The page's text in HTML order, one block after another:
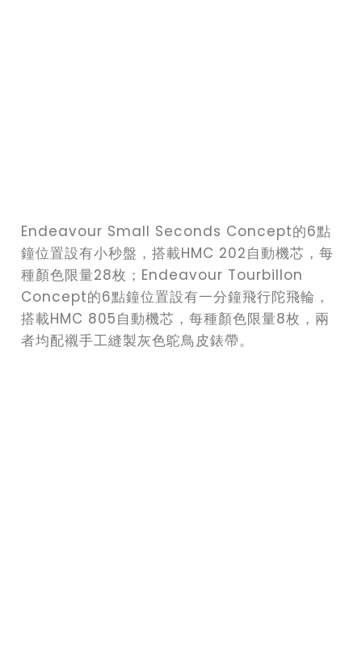
Endeavour Small Seconds Concept的6點
鐘位置設有小秒盤，搭載HMC 202自動機芯，每
種顏色限量28枚；Endeavour Tourbillon
Concept的6點鐘位置設有一分鐘飛行陀飛輪，
搭載HMC 805自動機芯，每種顏色限量8枚，兩
者均配襯手工縫製灰色鴕鳥皮錶帶。